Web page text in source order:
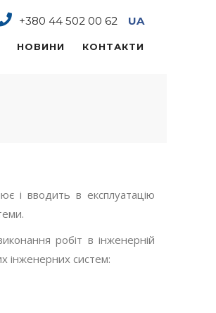
+380 44 502 00 62 UA
НОВИНИ КОНТАКТИ
і вводить в експлуатацію
робіт в інженерній
інженерних систем: